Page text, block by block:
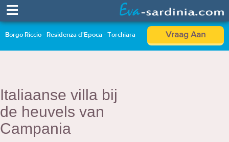
≡
Borgo Riccio - Residenza d'Epoca - Torchiara Vraag Aan
Italiaanse villa bij
de heuvels van
Campania